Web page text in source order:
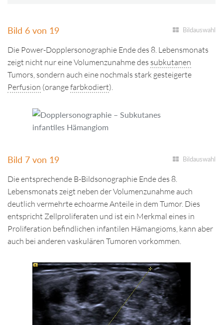
Bild 6 von 19 Bildauswahl
Die Power-Dopplersonographie Ende des 8. Lebensmonats
zeigt nicht nur eine Volumenzunahme des subkutanen
Tumors, sondern auch eine nochmals stark gesteigerte
Perfusion (orangefarbkodiert).
Bild 7 von 19 Bildauswahl
Die entsprechende B-Bildsonographie Ende des 8.
Lebensmonats zeigt neben der Volumenzunahme auch
deutlich vermehrte echoarme Anteile in dem Tumor. Dies
entspricht Zellproliferaten und ist ein Merkmal eines in
Proliferation befindlichen infantilen Hämangioms, kann aber
auch bei anderen vaskulären Tumoren vorkommen.